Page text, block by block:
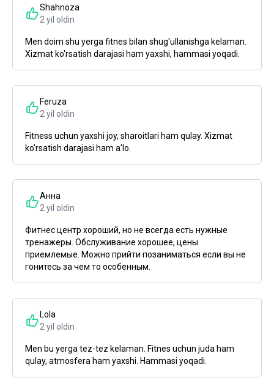
Shahnoza
2 yil oldin
Men doim shu yerga fitnes bilan shug'ullanishga kelaman.
Xizmat ko'rsatish darajasi ham yaxshi, hammasi yoqadi.
Feruza
2 yil oldin
Fitness uchun yaxshi joy, sharoitlari ham qulay. Xizmat
ko'rsatish darajasi ham a'lo.
Анна
2 yil oldin
Фитнес центр хороший, но не всегда есть нужные
тренажеры. Обслуживание хорошее, цены
приемлемые. Можно прийти позаниматься если вы не
гонитесь за чем то особенным.
Lola
2 yil oldin
Men bu yerga tez-tez kelaman. Fitnes uchun juda ham
qulay, atmosfera ham yaxshi. Hammasi yoqadi.